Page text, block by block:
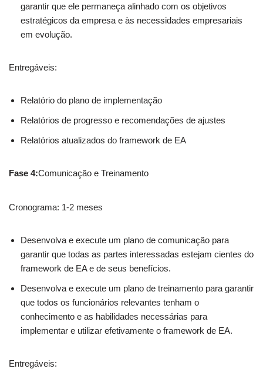
garantir que ele permaneça alinhado com os objetivos
estratégicos da empresa e às necessidades empresariais
em evolução.
Entregáveis:
Relatório do plano de implementação
Relatórios de progresso e recomendações de ajustes
Relatórios atualizados do framework de EA
Fase 4:Comunicação e Treinamento
Cronograma: 1-2 meses
Desenvolva e execute um plano de comunicação para
garantir que todas as partes interessadas estejam cientes do
framework de EA e de seus benefícios.
Desenvolva e execute um plano de treinamento para garantir
que todos os funcionários relevantes tenham o
conhecimento e as habilidades necessárias para
implementar e utilizar efetivamente o framework de EA.
Entregáveis: